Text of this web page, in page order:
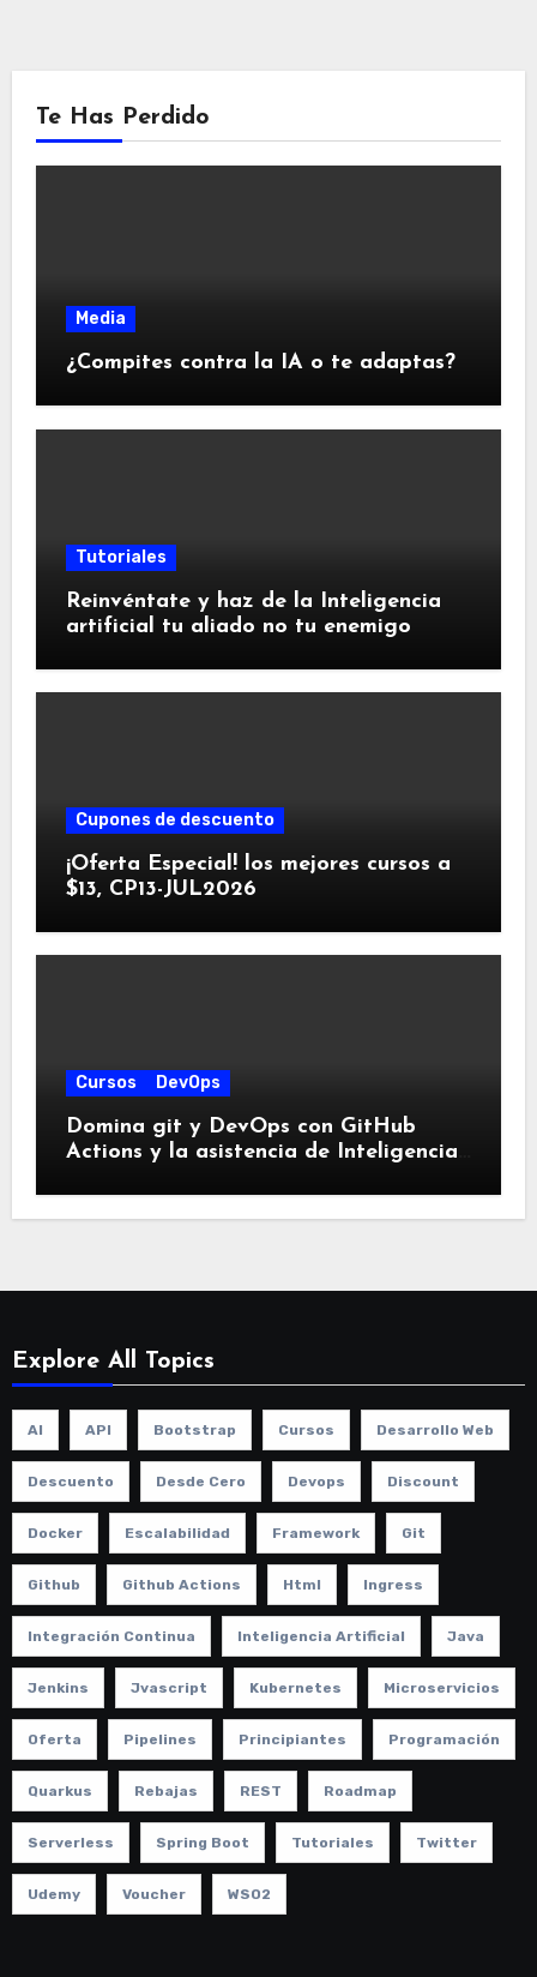
Te Has Perdido
Media
¿Compites contra la IA o te adaptas?
Tutoriales
Reinvéntate y haz de la Inteligencia
artificial tu aliado no tu enemigo
Cupones de descuento
¡Oferta Especial! los mejores cursos a
$13, CP13-JUL2026
Cursos DevOps
Domina git y DevOps con GitHub
Actions y la asistencia de Inteligencia
con este Curso Práctico
Explore All Topics
AI API Bootstrap Cursos Desarrollo Web
Descuento Desde Cero Devops Discount
Docker Escalabilidad Framework Git
Github Github Actions Html Ingress
Integración Continua Inteligencia Artificial Java
Jenkins Jvascript Kubernetes Microservicios
Oferta Pipelines Principiantes Programación
Quarkus Rebajas REST Roadmap
Serverless Spring Boot Tutoriales Twitter
Udemy Voucher WSO2